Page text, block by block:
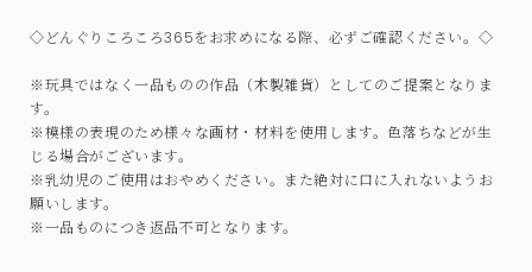
◇どんぐりころころ365をお求めになる際、必ずご確認ください。◇
※玩具ではなく一品ものの作品（木製雑貨）としてのご提案となりま
す。
※模様の表現のため様々な画材・材料を使用します。色落ちなどが生
じる場合がございます。
※乳幼児のご使用はおやめください。また絶対に口に入れないようお
願いします。
※一品ものにつき返品不可となります。